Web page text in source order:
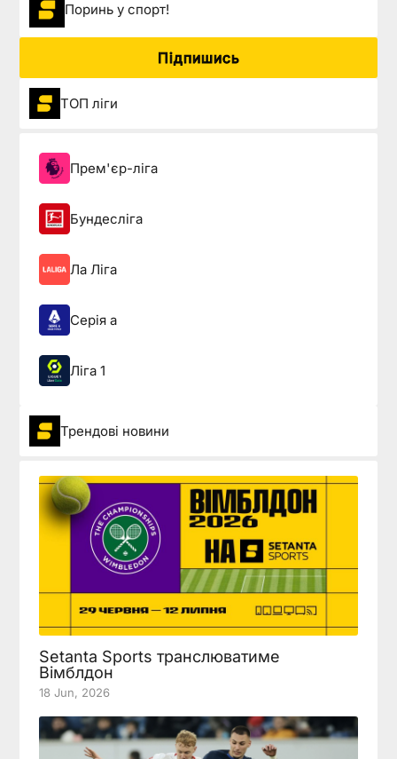
Поринь у спорт!
Підпишись
ТОП ліги
Прем'єр-ліга
Бундесліга
Ла Ліга
Серія а
Ліга 1
Трендові новини
Setanta Sports транслюватиме
Вімблдон
18 Jun, 2026